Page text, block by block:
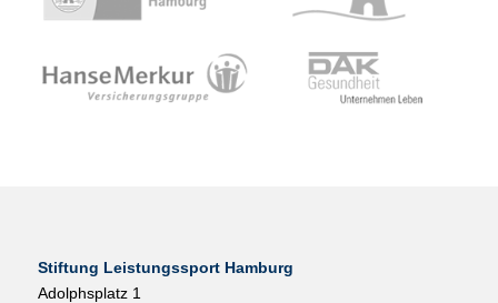
Stiftung Leistungssport Hamburg
Adolphsplatz 1